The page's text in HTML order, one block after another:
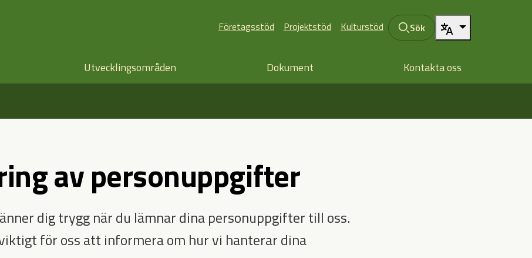
Företagsstöd Projektstöd Kulturstöd Sök
Utvecklingsområden Dokument Kontakta oss
av personuppgifter
dig trygg när du lämnar dina personuppgifter till oss.
för oss att informera om hur vi hanterar dina